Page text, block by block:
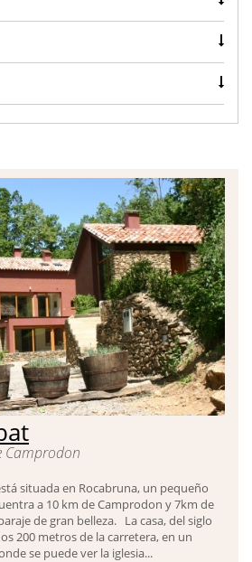
Camprodon
situada en Rocabruna, un pequeño
a 10 km de Camprodon y 7km de
de gran belleza. La casa, del siglo
200 metros de la carretera, en un
se puede ver la iglesia...